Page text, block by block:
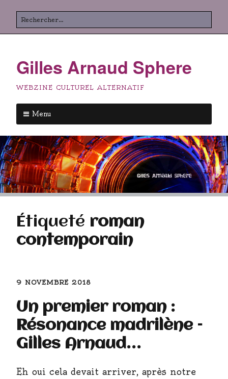
au
contenu
Rechercher
Gilles Arnaud Sphere
WEBZINE CULTUREL ALTERNATIF
Menu
au
contenu
principal
Étiqueté roman
contemporain
9 NOVEMBRE 2018
Un premier roman :
Résonance madrilène –
Gilles Arnaud…
Eh oui cela devait arriver, après notre